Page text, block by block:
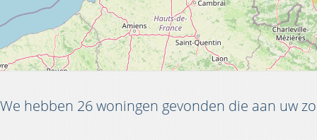
We hebben 26 woningen gevonden die aan uw